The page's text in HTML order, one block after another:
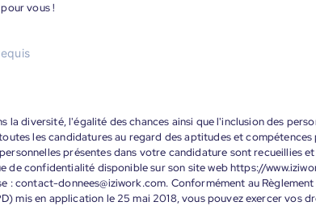
vous !
la diversité, l'égalité des chances ainsi que l'inclusion des
les candidatures au regard des aptitudes et compétences
présentes dans votre candidature sont recueillies
de confidentialité disponible sur son site web https://
: contact-donnees@iziwork.com. Conformément au
mis en application le 25 mai 2018, vous pouvez exercer vos